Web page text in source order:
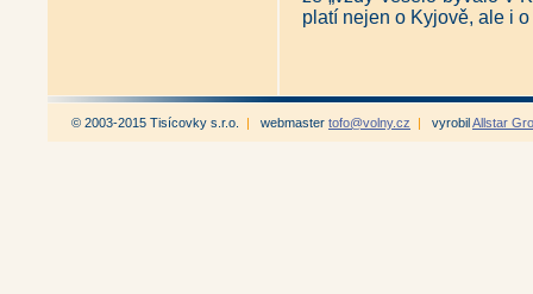
platí nejen o Kyjově, ale i
© 2003-2015 Tisícovky s.r.o. | webmaster tofo@volny.cz | vyrobilAllstar